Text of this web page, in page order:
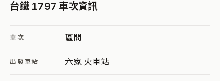
台鐵 1797 車次資訊
車次 區間
出發車站 六家 火車站